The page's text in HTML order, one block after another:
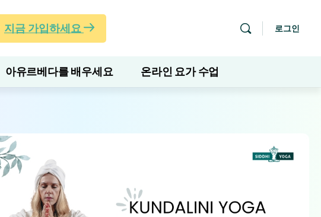
지금 가입하세요 로그인
아유르베다를 배우세요 온라인 요가 수업